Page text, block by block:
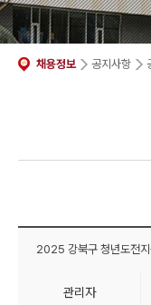
채용정보 공지사항
2025 강북구 청년도전
관리자